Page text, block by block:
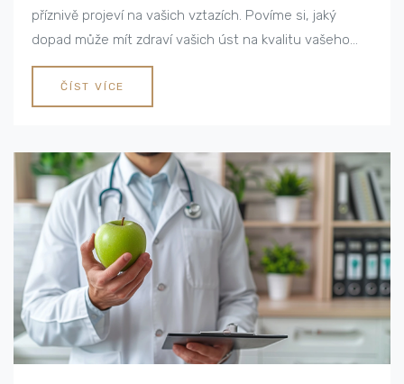
příznivě projeví na vašich vztazích. Povíme si, jaký
dopad může mít zdraví vašich úst na kvalitu vašeho
života. Připravte se na pozitivní transformaci!
ČÍST VÍCE